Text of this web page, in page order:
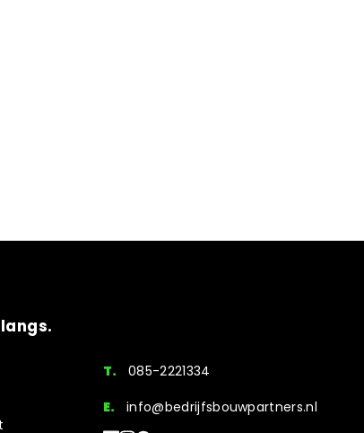
T.
085-2221334
E.
info@bedrijfsbouwpartners.nl